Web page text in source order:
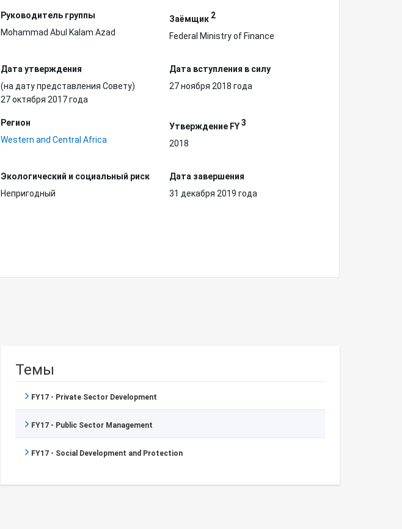
Руководитель группы
Mohammad Abul Kalam Azad
Заёмщик 2
Federal Ministry of Finance
Дата утверждения
(на дату представления Совету)
27 октября 2017 года
Дата вступления в силу
27 ноября 2018 года
Регион
Western and Central Africa
Утверждение FY3
2018
Экологический и социальный риск
Непригодный
Дата завершения
31 декабря 2019 года
Темы
FY17 - Private Sector Development
FY17 - Public Sector Management
FY17 - Social Development and Protection